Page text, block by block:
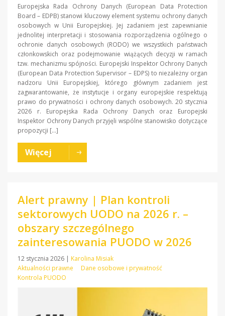
Europejska Rada Ochrony Danych (European Data Protection
Board – EDPB) stanowi kluczowy element systemu ochrony danych
osobowych w Unii Europejskiej. Jej zadaniem jest zapewnianie
jednolitej interpretacji i stosowania rozporządzenia ogólnego o
ochronie danych osobowych (RODO) we wszystkich państwach
członkowskich oraz podejmowanie wiążących decyzji w ramach
tzw. mechanizmu spójności. Europejski Inspektor Ochrony Danych
(European Data Protection Supervisor – EDPS) to niezależny organ
nadzoru Unii Europejskiej, którego głównym zadaniem jest
zagwarantowanie, że instytucje i organy europejskie respektują
prawo do prywatności i ochrony danych osobowych. 20 stycznia
2026 r. Europejska Rada Ochrony Danych oraz Europejski
Inspektor Ochrony Danych przyjęli wspólne stanowisko dotyczące
propozycji […]
Więcej
Alert prawny | Plan kontroli
sektorowych UODO na 2026 r. –
obszary szczególnego
zainteresowania PUODO w 2026
12 stycznia 2026 | Karolina Misiak
Aktualności prawne
Dane osobowe i prywatność
Kontrola PUODO